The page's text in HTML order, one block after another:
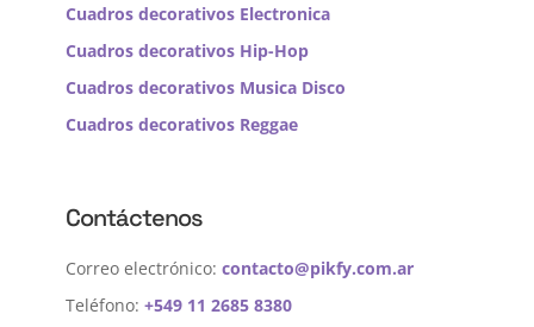
Cuadros decorativos Electronica
Cuadros decorativos Hip-Hop
Cuadros decorativos Musica Disco
Cuadros decorativos Reggae
Contáctenos
Correo electrónico: contacto@pikfy.com.ar
Teléfono: +549 11 2685 8380